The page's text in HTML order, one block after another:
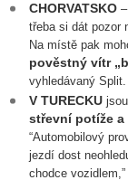
CHORVATSKO
třeba si dát pozor
Na místě pak
pověstný vítr
vyhledávaný Split.
V TURECKU
střevní potíže a
“Automobilový
jezdí dost
chodce vozidlem,